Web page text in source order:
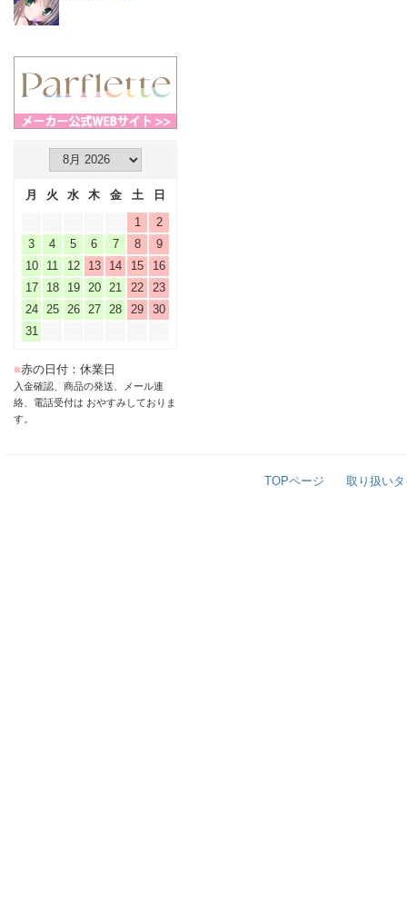
月 火 水 木 金 土
日
1
2
3
4 5 6 7 8
9
10
11 12 13 14 15
16
17
18 19 20 21 22
23
24
25 26 27 28 29
30
31
■赤の日付：休業日
入金確認、商品の発送、メール連
絡、電話受付は おやすみしておりま
す。
TOPページ 取り扱い